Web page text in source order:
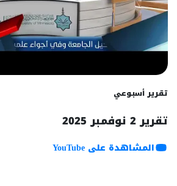
تقرير أسبوعي
تقرير 2 نوفمبر 2025
المشاهدة على YouTube